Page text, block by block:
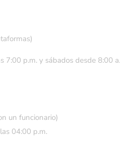
7:00 p.m. y sábados desde 8:00
un funcionario)
04:00 p.m.